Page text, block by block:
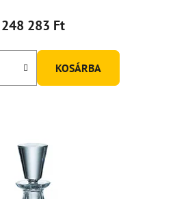
248 283 Ft
KOSÁRBA